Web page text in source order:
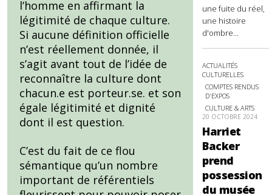
l’homme en affirmant la
légitimité de chaque culture.
Si aucune définition officielle
n’est réellement donnée, il
s’agit avant tout de l’idée de
reconnaître la culture dont
chacun.e est porteur.se. et son
égale légitimité et dignité
dont il est question.
C’est du fait de ce flou
sémantique qu’un nombre
important de référentiels
une fuite du réel,
une histoire
d'ombre...
ACTUALITÉS
CULTURELLES
COMPTES RENDUS
D'EXPOS
CULTURE & ARTS
20 OCTOBRE 2024
Harriet
Backer
prend
possession
du musée